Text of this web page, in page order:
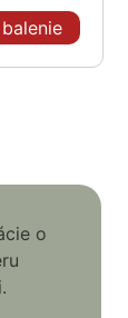
o